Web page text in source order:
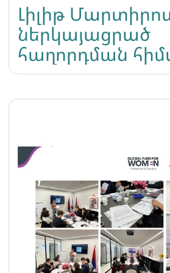
Լիլիթ
ներկայացրած
հաղորդման
նախաձեռնվել է
քրեական